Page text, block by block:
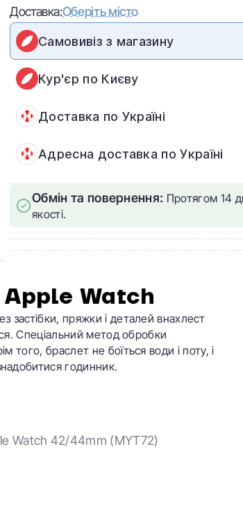
Доставка:Оберіть місто
Самовивіз з магазину
Кур'єр по Києву
Доставка по Україні
Адресна доставка по Україні
Обмін та повернення: Протягом 14
якості.
Apple Watch
застібки, пряжки і деталей внахлест
Спеціальний метод обробки
того, браслет не боїться води і поту, і
годинник.
Watch 42/44mm (MYT72)